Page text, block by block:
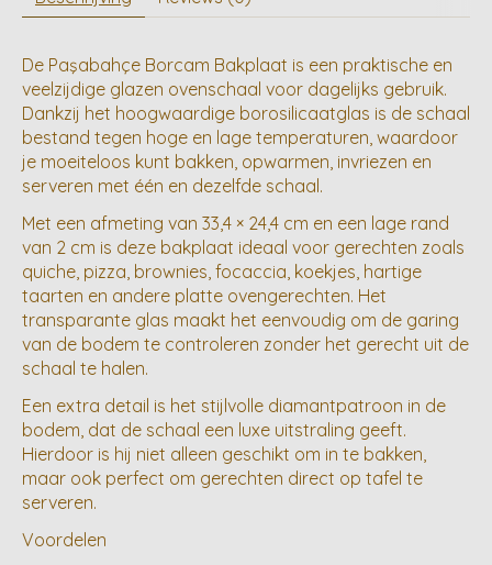
De Paşabahçe Borcam Bakplaat is een praktische en
veelzijdige glazen ovenschaal voor dagelijks gebruik.
Dankzij het hoogwaardige borosilicaatglas is de schaal
bestand tegen hoge en lage temperaturen, waardoor
je moeiteloos kunt bakken, opwarmen, invriezen en
serveren met één en dezelfde schaal.
Met een afmeting van 33,4 × 24,4 cm en een lage rand
van 2 cm is deze bakplaat ideaal voor gerechten zoals
quiche, pizza, brownies, focaccia, koekjes, hartige
taarten en andere platte ovengerechten. Het
transparante glas maakt het eenvoudig om de garing
van de bodem te controleren zonder het gerecht uit de
schaal te halen.
Een extra detail is het stijlvolle diamantpatroon in de
bodem, dat de schaal een luxe uitstraling geeft.
Hierdoor is hij niet alleen geschikt om in te bakken,
maar ook perfect om gerechten direct op tafel te
serveren.
Voordelen